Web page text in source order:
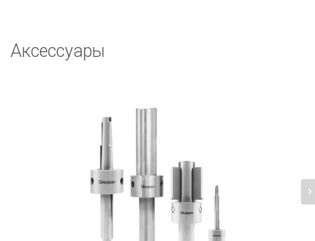
Аксессуары